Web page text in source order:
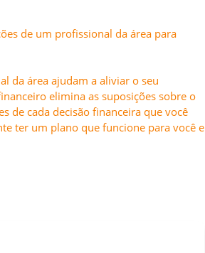
de um profissional da área para
da área ajudam a aliviar o seu
elimina as suposições sobre o
de cada decisão financeira que você
ter um plano que funcione para você e